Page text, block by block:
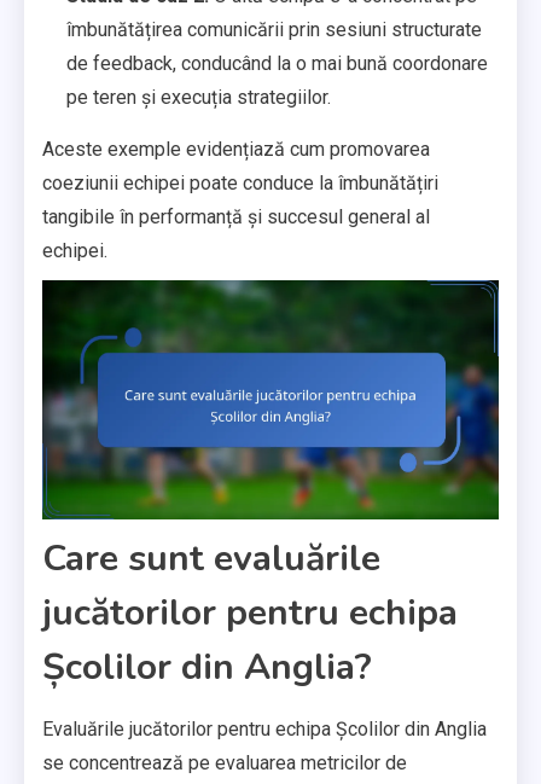
îmbunătățirea comunicării prin sesiuni structurate
de feedback, conducând la o mai bună coordonare
pe teren și execuția strategiilor.
Aceste exemple evidențiază cum promovarea
coeziunii echipei poate conduce la îmbunătățiri
tangibile în performanță și succesul general al
echipei.
Care sunt evaluările
jucătorilor pentru echipa
Școlilor din Anglia?
Evaluările jucătorilor pentru echipa Școlilor din Anglia
se concentrează pe evaluarea metricilor de